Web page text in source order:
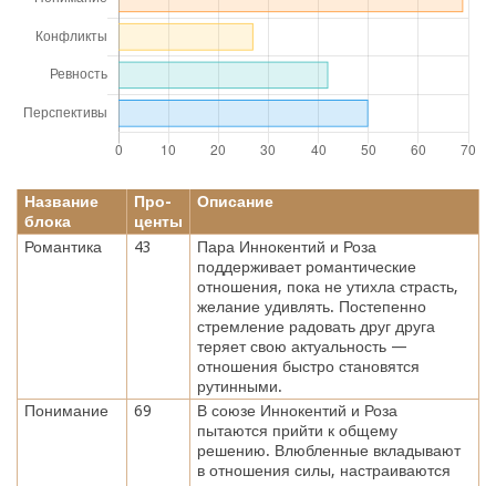
Название
блока
Про-
центы
Описание
Романтика 43
Пара Иннокентий и Роза
поддерживает романтические
отношения, пока не утихла страсть,
желание удивлять. Постепенно
стремление радовать друг друга
теряет свою актуальность —
отношения быстро становятся
рутинными.
Понимание
69
В союзе Иннокентий и Роза
пытаются прийти к общему
решению. Влюбленные вкладывают
в отношения силы, настраиваются